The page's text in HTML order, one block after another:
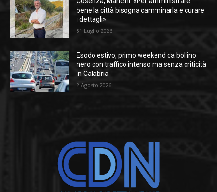
bene la città bisogna camminarla e curare
i dettagli»
31 Luglio 2026
Esodo estivo, primo weekend da bollino
nero con traffico intenso ma senza criticità
in Calabria
2 Agosto 2026